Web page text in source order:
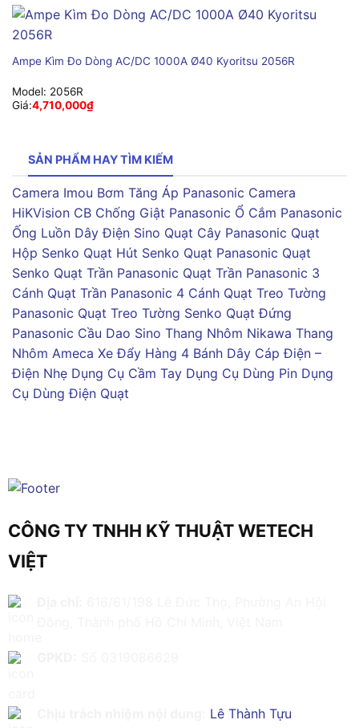
Ampe Kìm Đo Dòng AC/DC 1000A Ø40 Kyoritsu 2056R
Model: 2056R
Giá:4,710,000₫
SẢN PHẨM HAY TÌM KIẾM
Camera Imou Bơm Tăng Áp Panasonic Camera
HiKVision CB Chống Giật Panasonic Ổ Cắm Panasonic
Ống Luồn Dây Điện Sino Quạt Cây Panasonic Quạt
Hộp Senko Quạt Hút Senko Quạt Panasonic Quạt
Senko Quạt Trần Panasonic Quạt Trần Panasonic 3
Cánh Quạt Trần Panasonic 4 Cánh Quạt Treo Tường
Panasonic Quạt Treo Tường Senko Quạt Đứng
Panasonic Cầu Dao Sino Thang Nhôm Nikawa Thang
Nhôm Ameca Xe Đẩy Hàng 4 Bánh Dây Cáp Điện –
Điện Nhẹ Dụng Cụ Cầm Tay Dụng Cụ Dùng Pin Dụng
Cụ Dùng Điện Quạt
CÔNG TY TNHH KỸ THUẬT WETECH
VIỆT
Lê Thành Tựu